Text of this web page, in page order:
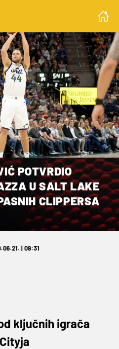
POTVRDIO
U SALT LAKE
CLIPPERSA
| 09:31
ključnih igrača